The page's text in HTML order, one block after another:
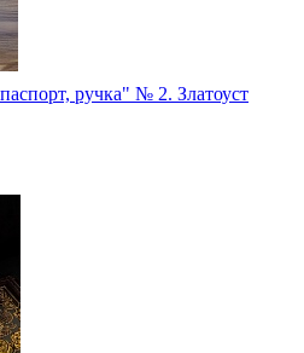
ручка" № 2. Златоуст